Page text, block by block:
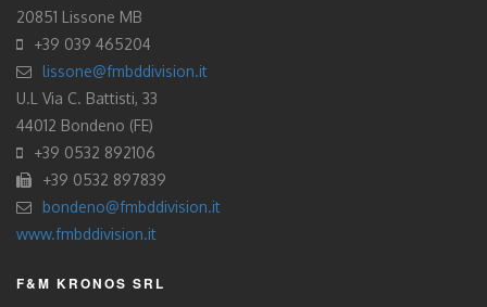
20851 Lissone MB
+39 039 465204
lissone@fmbddivision.it
U.L Via C. Battisti, 33
44012 Bondeno (FE)
+39 0532 892106
+39 0532 897839
bondeno@fmbddivision.it
www.fmbddivision.it
F&M KRONOS SRL